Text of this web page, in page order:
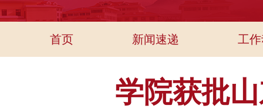
首页 新闻速递 工
学院获批